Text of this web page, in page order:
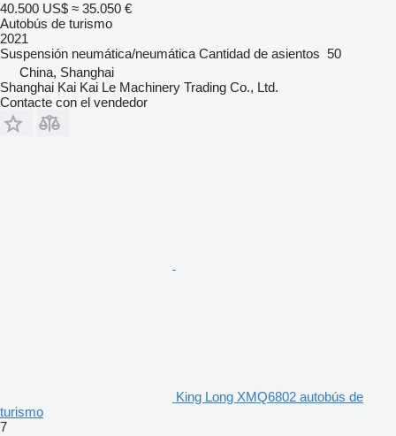
40.500 US$ ≈ 35.050 €
Autobús de turismo
2021
Suspensión neumática/neumática Cantidad de asientos 50
China, Shanghai
Shanghai Kai Kai Le Machinery Trading Co., Ltd.
Contacte con el vendedor
King Long XMQ6802 autobús de
turismo
7